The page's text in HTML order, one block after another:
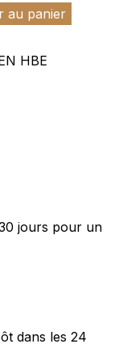
au panier
HBE
jours pour un
dans les 24